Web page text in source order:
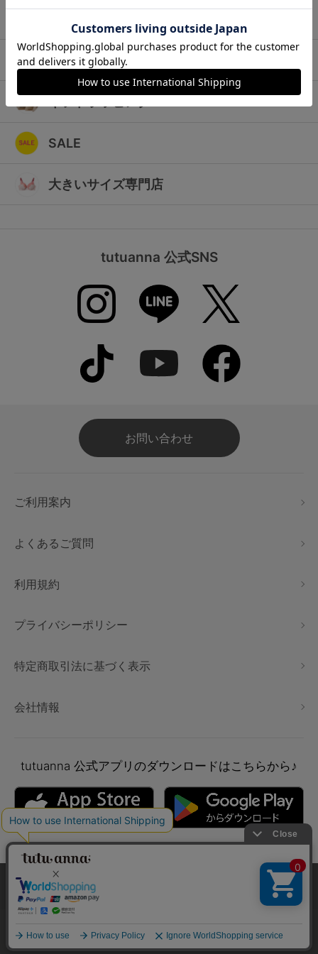
高評価レビューアイテム
WEB限定アイテム
特集ページ
マタニティ
SALE
大きいサイズ専門店
tutuanna 公式SNS
お問い合わせ
ご利用案内
よくあるご質問
利用規約
プライバシーポリシー
特定商取引法に基づく表示
会社情報
tutuanna 公式アプリのダウンロードはこちらから♪
本サイトでは、より快適にご利用いただけるようCookieを利用し
ています。詳細については
をご確認くださ
い。
承諾する